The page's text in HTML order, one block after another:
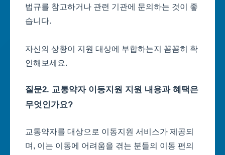
법규를 참고하거나 관련 기관에 문의하는 것이 좋
습니다.
자신의 상황이 지원 대상에 부합하는지 꼼꼼히 확
인해보세요.
질문2. 교통약자 이동지원 지원 내용과 혜택은
무엇인가요?
교통약자를 대상으로 이동지원 서비스가 제공되
며, 이는 이동에 어려움을 겪는 분들의 이동 편의